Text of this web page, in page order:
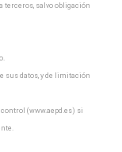
terceros, salvo obligación
sus datos, y de limitación
(www.aepd.es) si